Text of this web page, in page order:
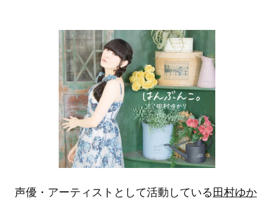
声優・アーティストとして活動している田村ゆか